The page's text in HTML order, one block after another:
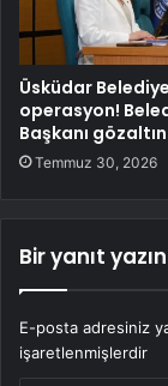
Üsküdar
operasyon!
Başkanı
Temmuz 30, 2026
Bir yanıt yazın
E-posta adresiniz
işaretlenmişlerdir